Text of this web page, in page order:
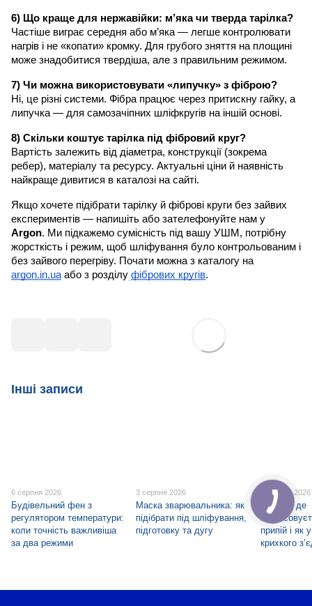
6) Що краще для нержавійки: м’яка чи тверда тарілка?
Частіше виграє середня або м’яка — легше контролювати
нагрів і не «копати» кромку. Для грубого зняття на площині
може знадобитися твердіша, але з правильним режимом.
7) Чи можна використовувати «липучку» з фіброю?
Ні, це різні системи. Фібра працює через притискну гайку, а
липучка — для самозачіпних шліфкругів на іншій основі.
8) Скільки коштує тарілка під фібровий круг?
Вартість залежить від діаметра, конструкції (зокрема
ребер), матеріалу та ресурсу. Актуальні ціни й наявність
найкраще дивитися в каталозі на сайті.
Якщо хочете підібрати тарілку й фіброві круги без зайвих
експериментів — напишіть або зателефонуйте нам у
Argon. Ми підкажемо сумісність під вашу УШМ, потрібну
жорсткість і режим, щоб шліфування було контрольованим і
без зайвого перегріву. Почати можна з каталогу на
argon.in.ua або з розділу фібрових кругів.
Інші записи
6 серпня 2026
Будівельний фен з
регулятором температури:
коли точність важливіша
за два режими
3 серпня 2026
Маска зварювальника: як
підібрати під шліфування,
підготовку та дугу
1 серпня 2026
ПСр-45: де
припій і як
крихкого